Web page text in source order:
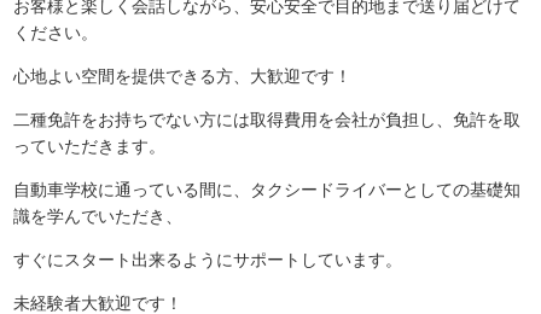
お客様と楽しく会話しながら、安心安全で目的地まで送り届どけて
ください。
心地よい空間を提供できる方、大歓迎です！
二種免許をお持ちでない方には取得費用を会社が負担し、免許を取
っていただきます。
自動車学校に通っている間に、タクシードライバーとしての基礎知
識を学んでいただき、
すぐにスタート出来るようにサポートしています。
未経験者大歓迎です！